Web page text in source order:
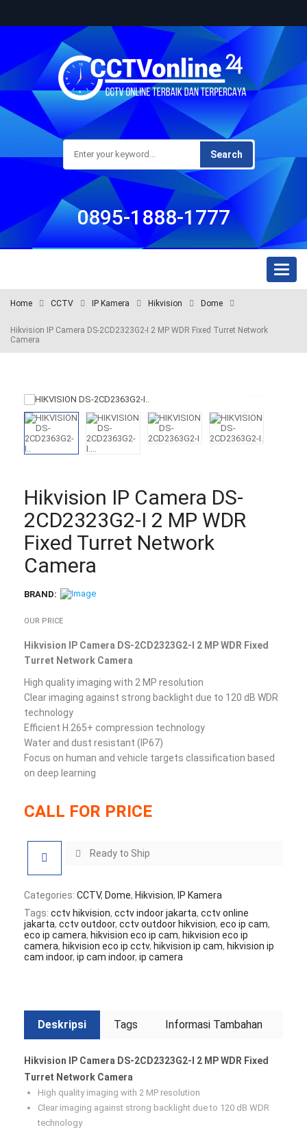
Search
0895-1888-1777
Home CCTV IP Kamera Hikvision Dome
Hikvision IP Camera DS-2CD2323G2-I 2 MP WDR Fixed Turret Network
Camera
Hikvision IP Camera DS-
2CD2323G2-I 2 MP WDR
Fixed Turret Network
Camera
BRAND:
OUR PRICE
Hikvision IP Camera DS-2CD2323G2-I 2 MP WDR Fixed
Turret Network Camera
High quality imaging with 2 MP resolution
Clear imaging against strong backlight due to 120 dB WDR
technology
Efficient H.265+ compression technology
Water and dust resistant (IP67)
Focus on human and vehicle targets classification based
on deep learning
CALL FOR PRICE
Ready to Ship
Categories: CCTV, Dome, Hikvision, IP Kamera
Tags: cctv hikvision, cctv indoor jakarta, cctv online
jakarta, cctv outdoor, cctv outdoor hikvision, eco ip cam,
eco ip camera, hikvision eco ip cam, hikvision eco ip
camera, hikvision eco ip cctv, hikvision ip cam, hikvision ip
cam indoor, ip cam indoor, ip camera
Deskripsi Tags Informasi Tambahan
Hikvision IP Camera DS-2CD2323G2-I 2 MP WDR Fixed
Turret Network Camera
High quality imaging with 2 MP resolution
Clear imaging against strong backlight due to 120 dB WDR
technology